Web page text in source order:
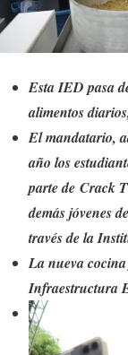
Esta IED pasa
alimentos
El mandatario,
año los
parte de Crack
demás jóvenes
través de la
La nueva
Infraestructura